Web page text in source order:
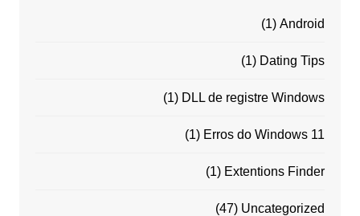
Android
(1)
Dating Tips
(1)
DLL de registre Windows
(1)
Erros do Windows 11
(1)
Extentions Finder
(1)
Uncategorized
(47)